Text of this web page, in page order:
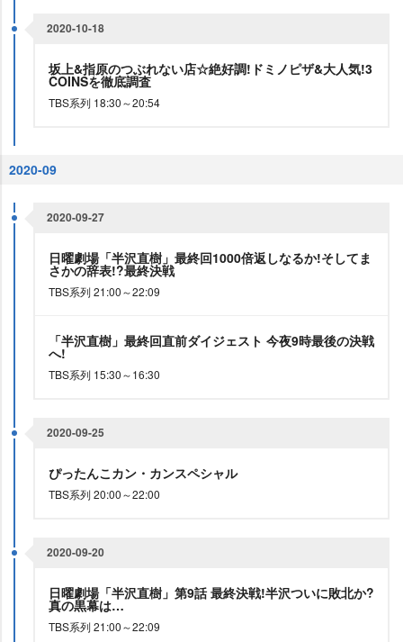
2020-10-18
坂上&指原のつぶれない店☆絶好調!ドミノピザ&大人気!3
COINSを徹底調査
TBS系列 18:30～20:54
2020-09
2020-09-27
日曜劇場「半沢直樹」最終回1000倍返しなるか!そしてま
さかの辞表!?最終決戦
TBS系列 21:00～22:09
「半沢直樹」最終回直前ダイジェスト 今夜9時最後の決戦
へ!
TBS系列 15:30～16:30
2020-09-25
ぴったんこカン・カンスペシャル
TBS系列 20:00～22:00
2020-09-20
日曜劇場「半沢直樹」第9話 最終決戦!半沢ついに敗北か?
真の黒幕は…
TBS系列 21:00～22:09